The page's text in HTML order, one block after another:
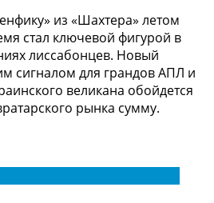
из «Шахтера» летом
стал ключевой фигурой в
лиссабонцев. Новый
сигналом для грандов АПЛ и
великана обойдется
рынка сумму.